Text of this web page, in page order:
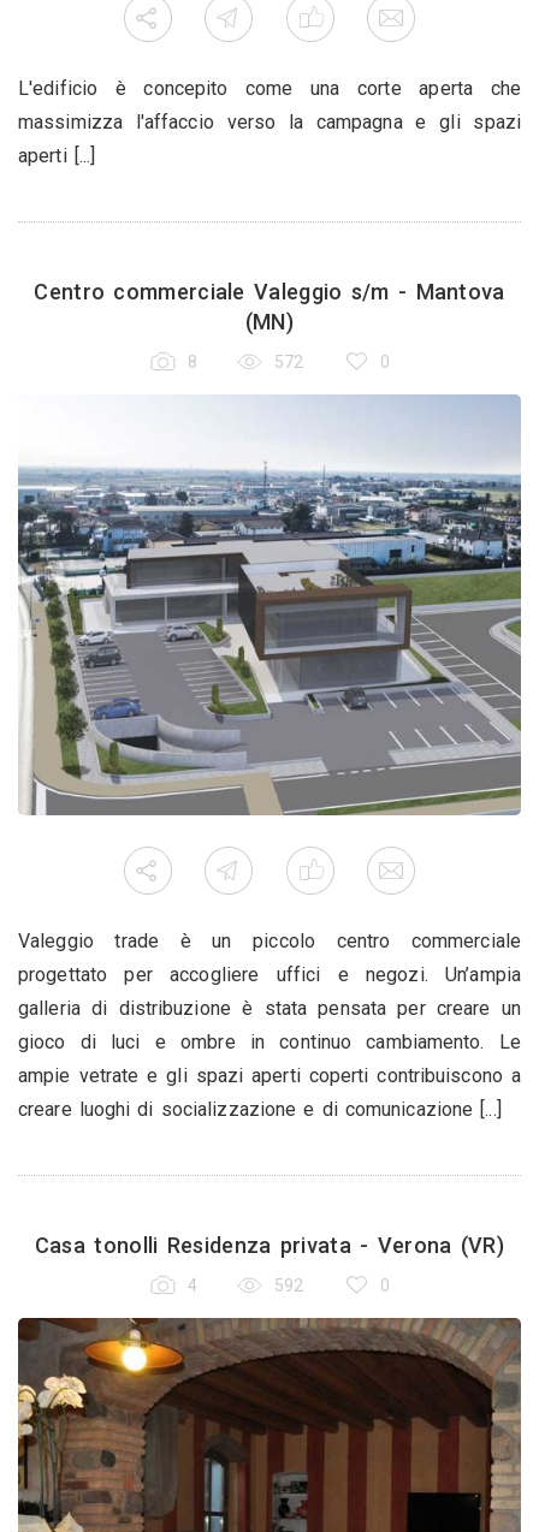
L'edificio è concepito come una corte aperta che
massimizza l'affaccio verso la campagna e gli spazi
aperti [...]
Centro commerciale Valeggio s/m - Mantova
(MN)
8 572 0
Valeggio trade è un piccolo centro commerciale
progettato per accogliere uffici e negozi. Un’ampia
galleria di distribuzione è stata pensata per creare un
gioco di luci e ombre in continuo cambiamento. Le
ampie vetrate e gli spazi aperti coperti contribuiscono a
creare luoghi di socializzazione e di comunicazione [...]
Casa tonolli Residenza privata - Verona (VR)
4 592 0